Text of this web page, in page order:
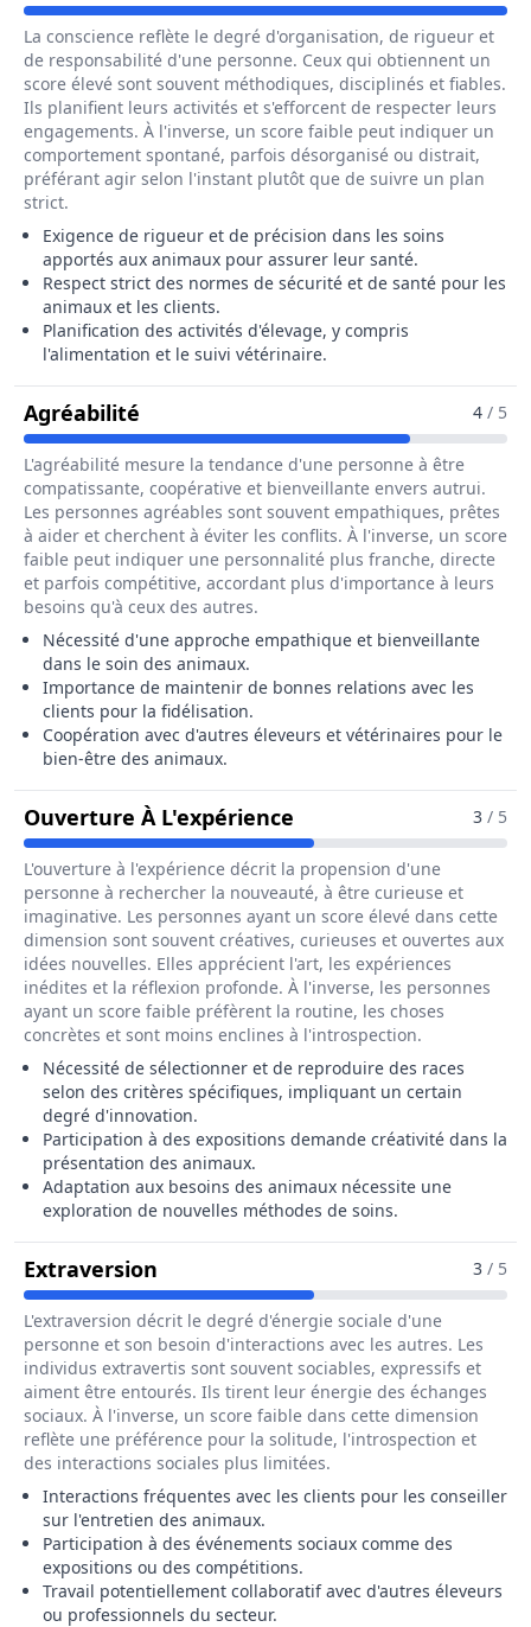
La conscience reflète le degré d'organisation, de rigueur et
de responsabilité d'une personne. Ceux qui obtiennent un
score élevé sont souvent méthodiques, disciplinés et fiables.
Ils planifient leurs activités et s'efforcent de respecter leurs
engagements. À l'inverse, un score faible peut indiquer un
comportement spontané, parfois désorganisé ou distrait,
préférant agir selon l'instant plutôt que de suivre un plan
strict.
Exigence de rigueur et de précision dans les soins
apportés aux animaux pour assurer leur santé.
Respect strict des normes de sécurité et de santé pour les
animaux et les clients.
Planification des activités d'élevage, y compris
l'alimentation et le suivi vétérinaire.
Agréabilité Pour Le Métier De Eleveur / 4 / 5
L'agréabilité mesure la tendance d'une personne à être
compatissante, coopérative et bienveillante envers autrui.
Les personnes agréables sont souvent empathiques, prêtes
à aider et cherchent à éviter les conflits. À l'inverse, un score
faible peut indiquer une personnalité plus franche, directe
et parfois compétitive, accordant plus d'importance à leurs
besoins qu'à ceux des autres.
Nécessité d'une approche empathique et bienveillante
dans le soin des animaux.
Importance de maintenir de bonnes relations avec les
clients pour la fidélisation.
Coopération avec d'autres éleveurs et vétérinaires pour le
bien-être des animaux.
Ouverture À L'expérience Pour Le Métier De
3 / 5
L'ouverture à l'expérience décrit la propension d'une
personne à rechercher la nouveauté, à être curieuse et
imaginative. Les personnes ayant un score élevé dans cette
dimension sont souvent créatives, curieuses et ouvertes aux
idées nouvelles. Elles apprécient l'art, les expériences
inédites et la réflexion profonde. À l'inverse, les personnes
ayant un score faible préfèrent la routine, les choses
concrètes et sont moins enclines à l'introspection.
Nécessité de sélectionner et de reproduire des races
selon des critères spécifiques, impliquant un certain
degré d'innovation.
Participation à des expositions demande créativité dans la
présentation des animaux.
Adaptation aux besoins des animaux nécessite une
exploration de nouvelles méthodes de soins.
Extraversion Pour Le Métier De Eleveur / 3 / 5
L'extraversion décrit le degré d'énergie sociale d'une
personne et son besoin d'interactions avec les autres. Les
individus extravertis sont souvent sociables, expressifs et
aiment être entourés. Ils tirent leur énergie des échanges
sociaux. À l'inverse, un score faible dans cette dimension
reflète une préférence pour la solitude, l'introspection et
des interactions sociales plus limitées.
Interactions fréquentes avec les clients pour les conseiller
sur l'entretien des animaux.
Participation à des événements sociaux comme des
expositions ou des compétitions.
Travail potentiellement collaboratif avec d'autres éleveurs
ou professionnels du secteur.